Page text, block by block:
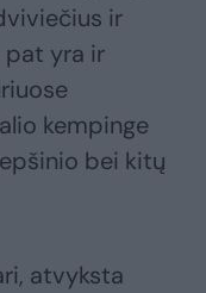
ir
pat yra ir
kempinge
bei kitų
atvyksta